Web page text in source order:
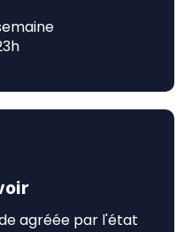
agréée par l'état